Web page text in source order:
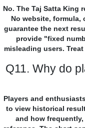
No. The Taj Satta King
No website, formula,
guarantee the next
provide "fixed
misleading users.
Q11. Why do
Players and
to view historical
and how